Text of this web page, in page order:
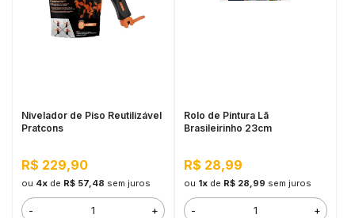
Nivelador de Piso Reutilizável
Pratcons
R$ 229,90
ou 4xde R$ 57,48 sem juros
- +
Rolo de Pintura Lã
Brasileirinho 23cm
R$ 28,99
ou 1xde R$ 28,99 sem juros
- +